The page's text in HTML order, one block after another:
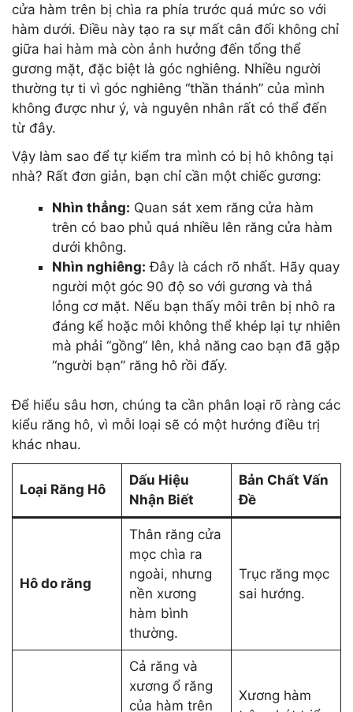
cửa hàm trên bị chìa ra phía trước quá mức so với
hàm dưới. Điều này tạo ra sự mất cân đối không chỉ
giữa hai hàm mà còn ảnh hưởng đến tổng thể
gương mặt, đặc biệt là góc nghiêng. Nhiều người
thường tự ti vì góc nghiêng “thần thánh” của mình
không được như ý, và nguyên nhân rất có thể đến
từ đây.
Vậy làm sao để tự kiểm tra mình có bị hô không tại
nhà? Rất đơn giản, bạn chỉ cần một chiếc gương:
Nhìn thẳng: Quan sát xem răng cửa hàm
trên có bao phủ quá nhiều lên răng cửa hàm
dưới không.
Nhìn nghiêng: Đây là cách rõ nhất. Hãy quay
người một góc 90 độ so với gương và thả
lỏng cơ mặt. Nếu bạn thấy môi trên bị nhô ra
đáng kể hoặc môi không thể khép lại tự nhiên
mà phải “gồng” lên, khả năng cao bạn đã gặp
“người bạn” răng hô rồi đấy.
Để hiểu sâu hơn, chúng ta cần phân loại rõ ràng các
kiểu răng hô, vì mỗi loại sẽ có một hướng điều trị
khác nhau.
Loại Răng Hô
Dấu Hiệu
Nhận Biết
Bản Chất Vấn
Đề
Hô do răng
Thân răng cửa
mọc chìa ra
ngoài, nhưng
nền xương
hàm bình
thường.
Trục răng mọc
sai hướng.
Cả răng và
xương ổ răng
của hàm trên
Xương hàm